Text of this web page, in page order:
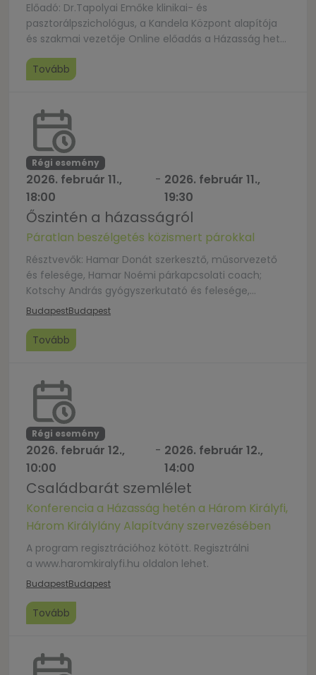
Előadó: Dr.Tapolyai Emőke klinikai- és
pasztorálpszichológus, a Kandela Központ alapítója
és szakmai vezetője Online előadás a Házasság hete
Facebook-oldalán:
www.facebook.com/hazassaghete
Tovább
Régi esemény
2026. február 11.,
18:00
- 2026. február 11.,
19:30
Őszintén a házasságról
Páratlan beszélgetés közismert párokkal
Résztvevők: Hamar Donát szerkesztő, műsorvezető
és felesége, Hamar Noémi párkapcsolati coach;
Kotschy András gyógyszerkutató és felesége,
Kotschyné Bellosevich Anna tanár; Muzslai Gábor
felesége, Muzslainé Nagy Etelka teológus,
házassággondozó. Moderátor: Gécsek-Tóth Enikő, a
beszélgetés élőben is követhető lesz a Házasság
hete Facebook-oldalán:
www.facebook.com/hazassaghete
BudapestBudapest
Tovább
Régi esemény
2026. február 12.,
10:00
- 2026. február 12.,
14:00
Családbarát szemlélet
Konferencia a Házasság hetén a Három Királyfi,
Három Királylány Alapítvány szervezésében
A program regisztrációhoz kötött. Regisztrálni
a www.haromkiralyfi.hu oldalon lehet.
BudapestBudapest
Tovább